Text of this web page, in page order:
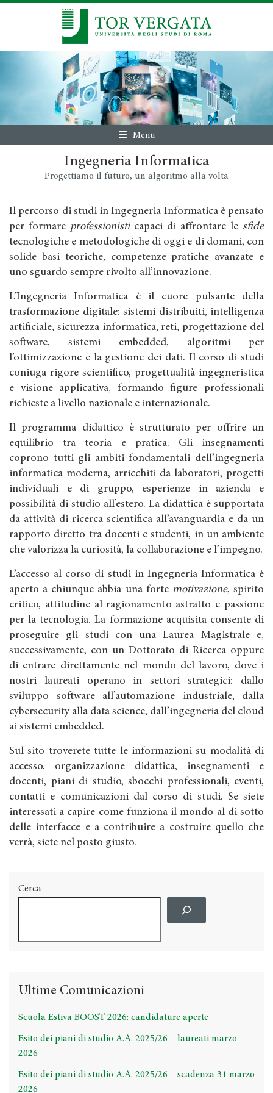
Menu
Ingegneria Informatica
Progettiamo il futuro, un algoritmo alla volta
Il percorso di studi in Ingegneria Informatica è pensato
per formare professionisticapaci di affrontare le sfide
tecnologiche e metodologiche di oggi e di domani, con
solide basi teoriche, competenze pratiche avanzate e
uno sguardo sempre rivolto all’innovazione.
L’Ingegneria Informatica è il cuore pulsante della
trasformazione digitale: sistemi distribuiti, intelligenza
artificiale, sicurezza informatica, reti, progettazione del
software, sistemi embedded, algoritmi per
l’ottimizzazione e la gestione dei dati. Il corso di studi
coniuga rigore scientifico, progettualità ingegneristica
e visione applicativa, formando figure professionali
richieste a livello nazionale e internazionale.
Il programma didattico è strutturato per offrire un
equilibrio tra teoria e pratica. Gli insegnamenti
coprono tutti gli ambiti fondamentali dell’ingegneria
informatica moderna, arricchiti da laboratori, progetti
individuali e di gruppo, esperienze in azienda e
possibilità di studio all’estero. La didattica è supportata
da attività di ricerca scientifica all’avanguardia e da un
rapporto diretto tra docenti e studenti, in un ambiente
che valorizza la curiosità, la collaborazione e l’impegno.
L’accesso al corso di studi in Ingegneria Informatica è
aperto a chiunque abbia una forte motivazione, spirito
critico, attitudine al ragionamento astratto e passione
per la tecnologia. La formazione acquisita consente di
proseguire gli studi con una Laurea Magistrale e,
successivamente, con un Dottorato di Ricerca oppure
di entrare direttamente nel mondo del lavoro, dove i
nostri laureati operano in settori strategici: dallo
sviluppo software all’automazione industriale, dalla
cybersecurity alla data science, dall’ingegneria del cloud
ai sistemi embedded.
Sul sito troverete tutte le informazioni su modalità di
accesso, organizzazione didattica, insegnamenti e
docenti, piani di studio, sbocchi professionali, eventi,
contatti e comunicazioni dal corso di studi. Se siete
interessati a capire come funziona il mondo al di sotto
delle interfacce e a contribuire a costruire quello che
verrà, siete nel posto giusto.
Cerca
Ultime Comunicazioni
Scuola Estiva BOOST 2026: candidature aperte
Esito dei piani di studio A.A. 2025/26 – laureati marzo
2026
Esito dei piani di studio A.A. 2025/26 – scadenza 31 marzo
2026